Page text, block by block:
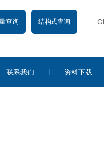
查询 结构式查询
联系我们 资料下载